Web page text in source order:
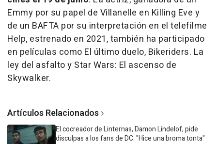
Emmy por su papel de Villanelle en Killing Eve y
de un BAFTA por su interpretación en el telefilme
Help, estrenado en 2021, también ha participado
en películas como El último duelo, Bikeriders. La
ley del asfalto y Star Wars: El ascenso de
Skywalker.
Artículos Relacionados
El cocreador de Linternas, Damon Lindelof, pide
disculpas a los fans de DC: "Hice una broma tonta"